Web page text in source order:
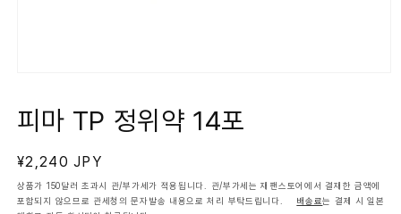
서
어
열
기
피마 TP 정위약 14포
정
가
¥2,240 JPY
상품가 150달러 초과시 관/부가세가 적용됩니다. 관/부가세는 재팬스토어에서 결재한 금액에
포함되지 않으므로 관세청의 문자발송 내용으로 처리 부탁드립니다. 배송료는 결제 시 일본